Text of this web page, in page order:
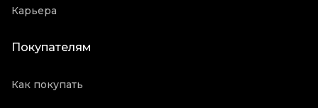
Карьера
Покупателям
Как покупать